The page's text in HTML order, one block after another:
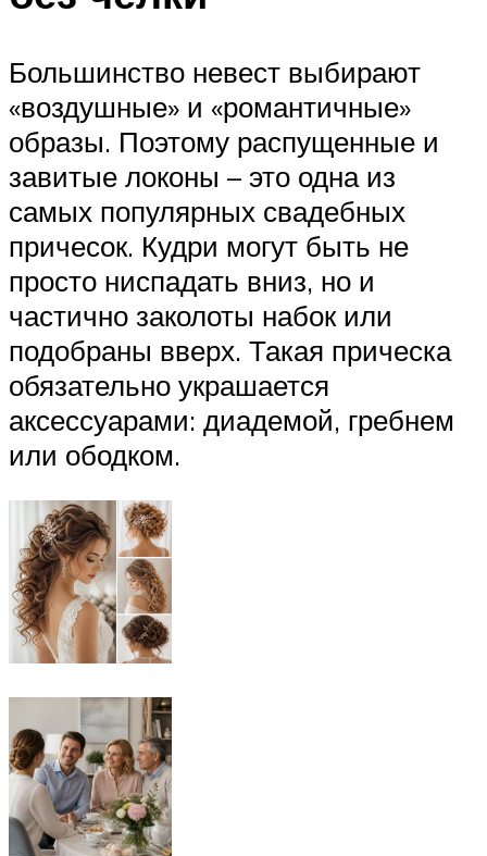
Большинство невест выбирают
«воздушные» и «романтичные»
образы. Поэтому распущенные и
завитые локоны – это одна из
самых популярных свадебных
причесок. Кудри могут быть не
просто ниспадать вниз, но и
частично заколоты набок или
подобраны вверх. Такая прическа
обязательно украшается
аксессуарами: диадемой, гребнем
или ободком.